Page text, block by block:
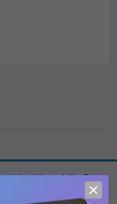
Bu
// 6 Aylık Abonelik